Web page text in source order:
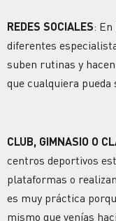
REDES SOCIALES: En
diferentes
suben rutinas y
que cualquiera pueda
CLUB, GIMNASIO O
centros deportivos
plataformas o
es muy práctica
mismo que venías